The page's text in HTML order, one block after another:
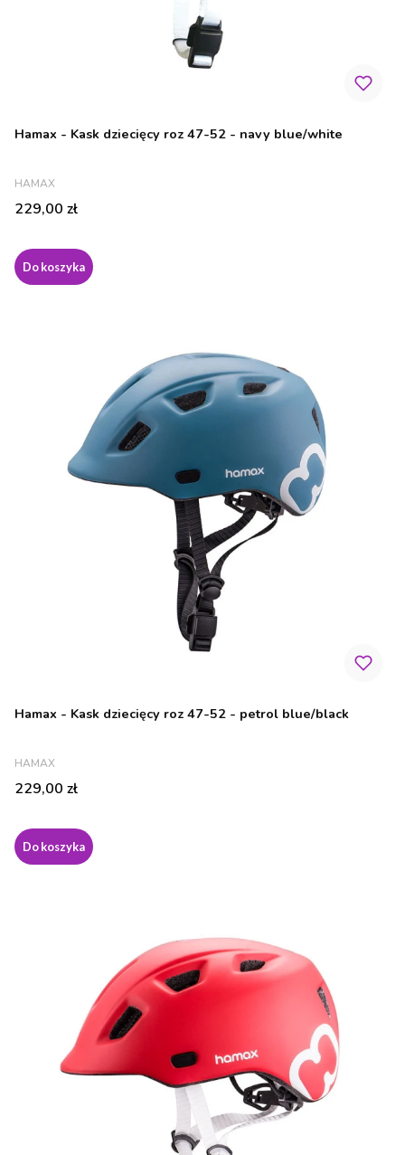
Hamax - Kask dziecięcy roz 47-52 - navy blue/white
PRODUCENT
HAMAX
Cena
229,00 zł
Do koszyka
Hamax - Kask dziecięcy roz 47-52 - petrol blue/black
PRODUCENT
HAMAX
Cena
229,00 zł
Do koszyka